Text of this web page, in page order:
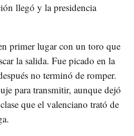
llegó y la presidencia
primer lugar con un toro que
la salida. Fue picado en la
no terminó de romper.
para transmitir, aunque dejó
que el valenciano trató de